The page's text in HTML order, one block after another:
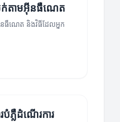
លក់តាមអ៊ីនធឺណេត
នធឺណេត និងវិធីដែលអ្នក
របំភ្លឺដំណើរការ